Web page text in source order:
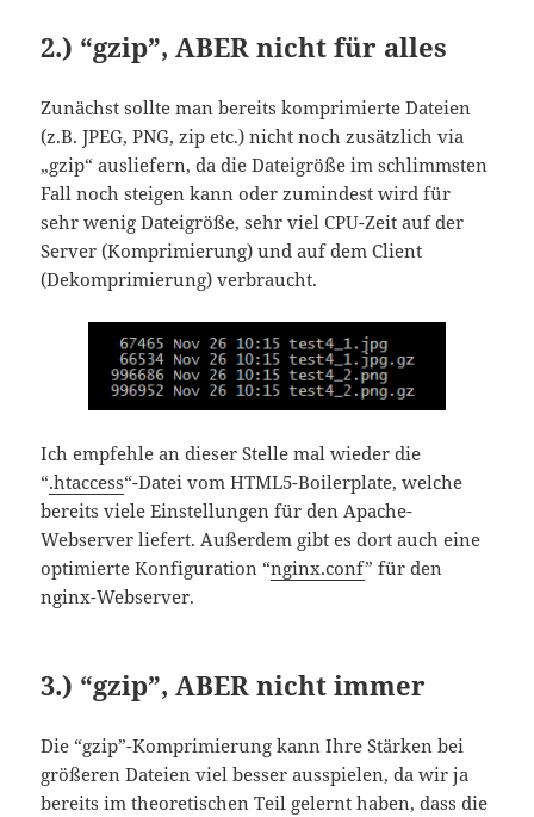
2.) “gzip”, ABER nicht für alles
Zunächst sollte man bereits komprimierte Dateien
(z.B. JPEG, PNG, zip etc.) nicht noch zusätzlich via
„gzip“ ausliefern, da die Dateigröße im schlimmsten
Fall noch steigen kann oder zumindest wird für
sehr wenig Dateigröße, sehr viel CPU-Zeit auf der
Server (Komprimierung) und auf dem Client
(Dekomprimierung) verbraucht.
Ich empfehle an dieser Stelle mal wieder die
“.htaccess“-Datei vom HTML5-Boilerplate, welche
bereits viele Einstellungen für den Apache-
Webserver liefert. Außerdem gibt es dort auch eine
optimierte Konfiguration “nginx.conf” für den
nginx-Webserver.
3.) “gzip”, ABER nicht immer
Die “gzip”-Komprimierung kann Ihre Stärken bei
größeren Dateien viel besser ausspielen, da wir ja
bereits im theoretischen Teil gelernt haben, dass die